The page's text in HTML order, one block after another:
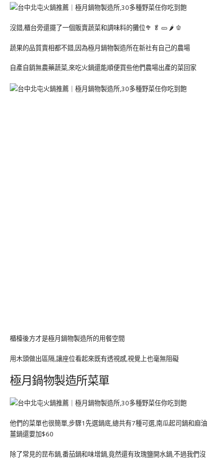
沒錯,櫃台旁還擺了一個販賣蔬菜和調味料的攤位🥦 🥬 🥒 🌶 🫑
蔬果的品質賣相都不錯,因為極月鍋物製造所在新社有自己的農場
自產自銷無農藥蔬菜,來吃火鍋還能順便買些他們農場出產的菜回家
櫃檯後方才是極月鍋物製造所的用餐空間
用木頭做出區隔,讓座位看起來既有透視感,視覺上也毫無阻礙
極月鍋物製造所菜單
他們的菜單也很簡單,步驟1先選鍋底,總共有7種可選,南瓜起司鍋和麻油
薑鍋還要加$60
除了常見的昆布鍋,番茄鍋和味增鍋,竟然還有玫瑰鹽開水鍋,不過我們沒